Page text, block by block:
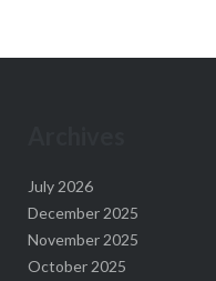
July 2026
December 2025
November 2025
October 2025